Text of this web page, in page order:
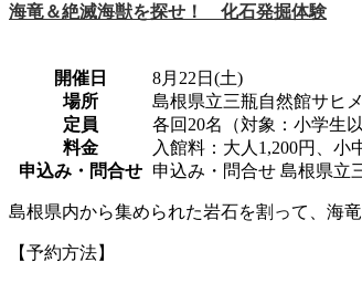
海竜＆絶滅海獣を探せ！ 化石発掘体験
開催日
8月22日(土)
場所
島根県立三瓶自然館サヒ
定員
各回20名（対象：小学生
料金
入館料：大人1,200円、小
申込み・問合せ 申込み・問合せ 島根県立
島根県内から集められた岩石を割って、海
【予約方法】